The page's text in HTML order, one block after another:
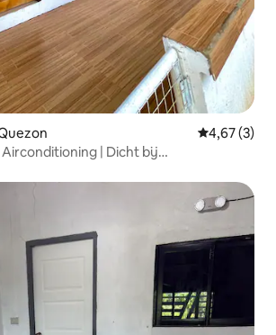
4,67 (3)
| Dicht bij